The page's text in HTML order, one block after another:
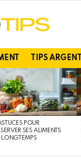
TIPS ARGENT
POUR
SES ALIMENTS
LONGTEMPS